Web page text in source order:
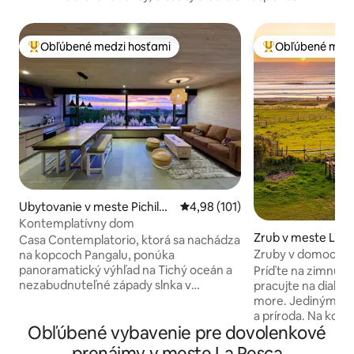
Najobľúbenejšie medzi hosťami
Obľúbené medzi hosťami
Ubytovanie v meste Pichile
mu
Priemerné ohodnotenie 4,98 z
4,98 (101)
Kontemplatívny dom
Casa Contemplatorio, ktorá sa nachádza
na kopcoch Pangalu, ponúka
panoramatický výhľad na Tichý oceán a
nezabudnuteľné západy slnka v
obklopení prírodou, pričom sú len pár
minút od Pichilemu a Punta de Lobos.
Najobľúbenejšie
Obľúbené
Zrub v meste
Zruby v domoch
more.
Príďte na zimnú
pracujte na diaľku
more. Jediným zvukom v pozadí je more
a príroda. Na konci pobrežnej cesty J-60,
medzi
Obľúbené vybavenie pre dovolenkové